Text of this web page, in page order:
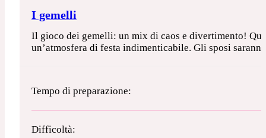
I gemelli
Il gioco dei gemelli: un mix di caos e divertimento!
un’atmosfera di festa indimenticabile. Gli sposi
Tempo di preparazione:
Difficoltà: